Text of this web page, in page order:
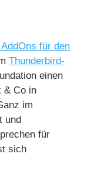
für den
Thunderbird-
einen
& Co in
im
und
für
sich